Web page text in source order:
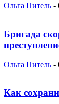
Ольга Питель -
Бригада
Ольга Питель -
Как